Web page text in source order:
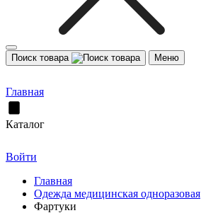
Поиск товара Меню
Главная
Каталог
Войти
Главная
Одежда медицинская одноразовая
Фартуки